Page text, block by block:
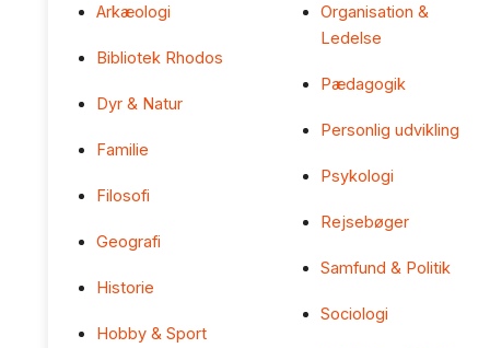
Arkæologi
Bibliotek Rhodos
Dyr & Natur
Familie
Filosofi
Geografi
Historie
Hobby & Sport
Organisation &
Ledelse
Pædagogik
Personlig udvikling
Psykologi
Rejsebøger
Samfund & Politik
Sociologi